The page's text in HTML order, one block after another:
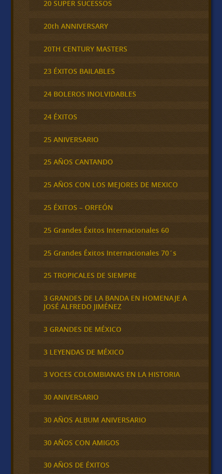
20 SUPER SUCESSOS
20th ANNIVERSARY
20TH CENTURY MASTERS
23 ÉXITOS BAILABLES
24 BOLEROS INOLVIDABLES
24 ÉXITOS
25 ANIVERSARIO
25 AÑOS CANTANDO
25 AÑOS CON LOS MEJORES DE MEXICO
25 ÉXITOS – ORFEÓN
25 Grandes Éxitos Internacionales 60
25 Grandes Éxitos Internacionales 70´s
25 TROPICALES DE SIEMPRE
3 GRANDES DE LA BANDA EN HOMENAJE A
JOSÉ ALFREDO JIMÉNEZ
3 GRANDES DE MÉXICO
3 LEYENDAS DE MÉXICO
3 VOCES COLOMBIANAS EN LA HISTORIA
30 ANIVERSARIO
30 AÑOS ALBUM ANIVERSARIO
30 AÑOS CON AMIGOS
30 AÑOS DE ÉXITOS